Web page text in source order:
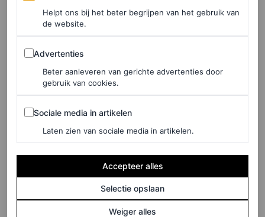
Helpt ons bij het beter begrijpen van het gebruik van
de website.
Advertenties
Advertenties
Beter aanleveren van gerichte advertenties door
gebruik van cookies.
Sociale media in artikelen
Sociale media in artikelen
Laten zien van sociale media in artikelen.
Accepteer alles
Selectie opslaan
Weiger alles